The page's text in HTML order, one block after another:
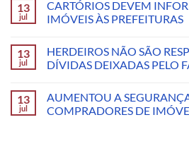
13
jul
CARTÓRIOS DEVEM
IMÓVEIS ÀS PREFEITURAS
13
jul
HERDEIROS NÃO SÃO
DÍVIDAS DEIXADAS PELO
13
jul
AUMENTOU A
COMPRADORES DE